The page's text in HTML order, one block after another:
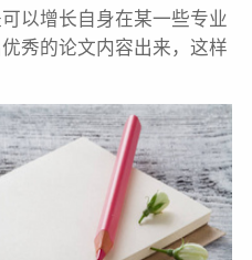
以增长自身在某一些专业
秀的论文内容出来，这样